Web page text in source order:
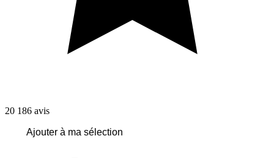
20 186 avis
Ajouter à ma sélection